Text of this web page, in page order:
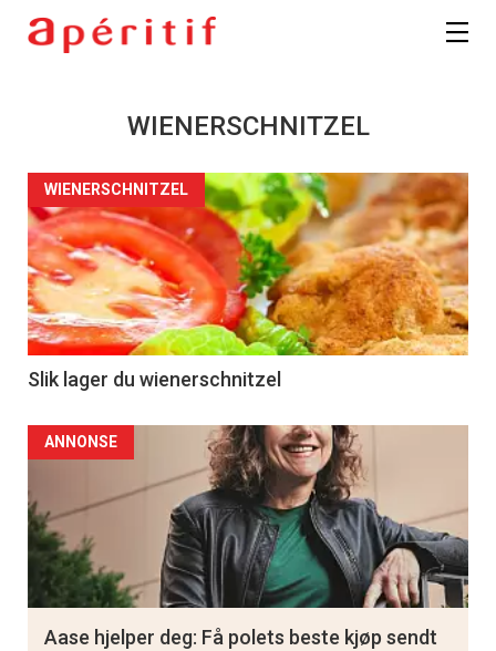
WIENERSCHNITZEL
WIENERSCHNITZEL
Slik lager du wienerschnitzel
ANNONSE
Aase hjelper deg: Få polets beste kjøp sendt